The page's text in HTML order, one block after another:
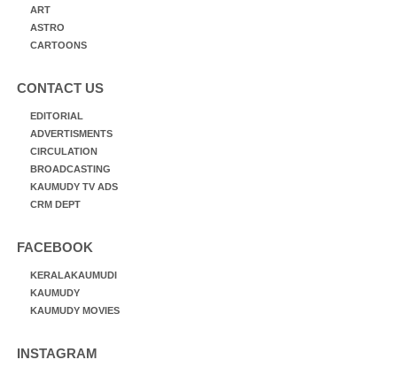
ART
ASTRO
CARTOONS
CONTACT US
EDITORIAL
ADVERTISMENTS
CIRCULATION
BROADCASTING
KAUMUDY TV ADS
CRM DEPT
FACEBOOK
KERALAKAUMUDI
KAUMUDY
KAUMUDY MOVIES
INSTAGRAM